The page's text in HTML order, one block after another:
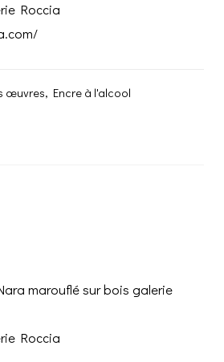
Roccia
œuvres, Encre à l'alcool
marouflé sur bois galerie
Roccia